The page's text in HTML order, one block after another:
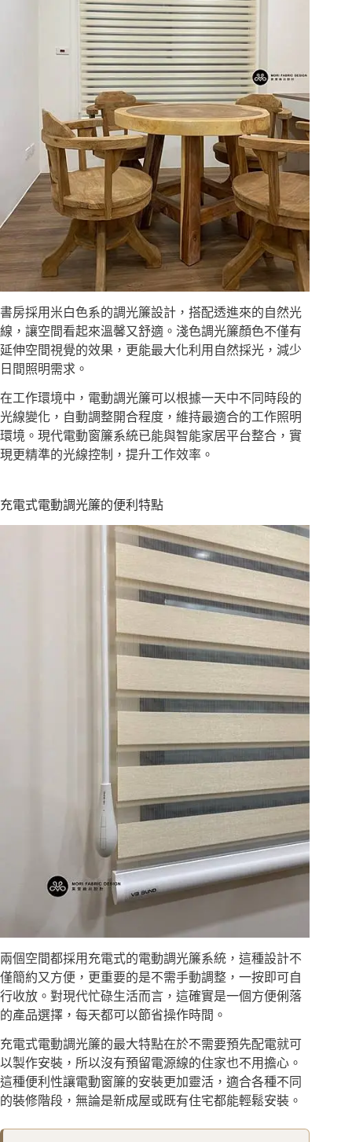
書房採用米白色系的調光簾設計，搭配透進來的自然光
線，讓空間看起來溫馨又舒適。淺色調光簾顏色不僅有
延伸空間視覺的效果，更能最大化利用自然採光，減少
日間照明需求。
在工作環境中，電動調光簾可以根據一天中不同時段的
光線變化，自動調整開合程度，維持最適合的工作照明
環境。現代電動窗簾系統已能與智能家居平台整合，實
現更精準的光線控制，提升工作效率。
充電式電動調光簾的便利特點
兩個空間都採用充電式的電動調光簾系統，這種設計不
僅簡約又方便，更重要的是不需手動調整，一按即可自
行收放。對現代忙碌生活而言，這確實是一個方便俐落
的產品選擇，每天都可以節省操作時間。
充電式電動調光簾的最大特點在於不需要預先配電就可
以製作安裝，所以沒有預留電源線的住家也不用擔心。
這種便利性讓電動窗簾的安裝更加靈活，適合各種不同
的裝修階段，無論是新成屋或既有住宅都能輕鬆安裝。